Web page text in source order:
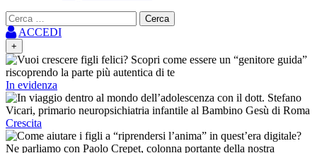
Ricerca
per:ACCEDI
+
In evidenza
Crescita